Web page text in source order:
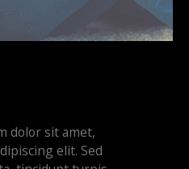
dolor sit amet,
elit. Sed